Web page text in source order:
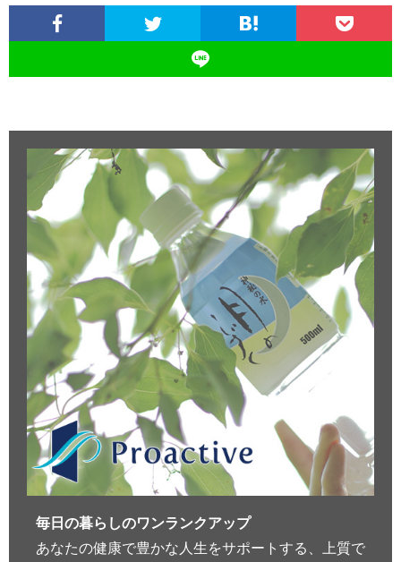
毎日の暮らしのワンランクアップ
あなたの健康で豊かな人生をサポートする、上質で